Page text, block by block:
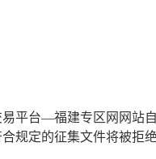
平台—福建专区网网站自
规定的征集文件将被拒绝